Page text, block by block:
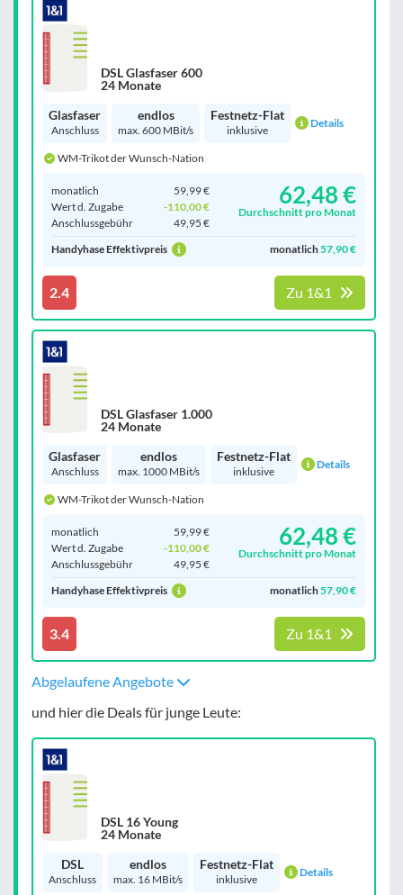
DSL Glasfaser 600
24 Monate
Glasfaser
Anschluss
endlos
max. 600 MBit/s
Festnetz-Flat
inklusive
Details
WM-Trikot der Wunsch-Nation
monatlich
59,99 €
Wert d. Zugabe
-110,00 €
Anschluss­gebühr
49,95 €
62,48 €
Durchschnitt pro Monat
Handyhase Effektivpreis monatlich57,90 €
2.4 Zu 1&1
DSL Glasfaser 1.000
24 Monate
Glasfaser
Anschluss
endlos
max. 1000 MBit/s
Festnetz-Flat
inklusive
Details
WM-Trikot der Wunsch-Nation
monatlich
59,99 €
Wert d. Zugabe
-110,00 €
Anschluss­gebühr
49,95 €
62,48 €
Durchschnitt pro Monat
Handyhase Effektivpreis monatlich57,90 €
3.4 Zu 1&1
Abgelaufene Angebote
und hier die Deals für junge Leute:
DSL 16 Young
24 Monate
DSL
Anschluss
endlos
max. 16 MBit/s
Festnetz-Flat
inklusive
Details